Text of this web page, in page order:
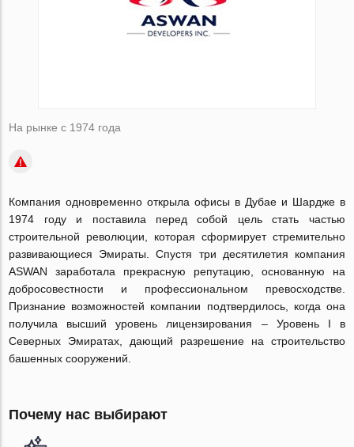
На рынке с 1974 года
Компания одновременно открыла офисы в Дубае и Шардже в
1974 году и поставила перед собой цель стать частью
строительной революции, которая сформирует стремительно
развивающиеся Эмираты. Спустя три десятилетия компания
ASWAN заработала прекрасную репутацию, основанную на
добросовестности и профессиональном превосходстве.
Признание возможностей компании подтвердилось, когда она
получила высший уровень лицензирования – Уровень I в
Северных Эмиратах, дающий разрешение на строительство
башенных сооружений.
Почему нас выбирают